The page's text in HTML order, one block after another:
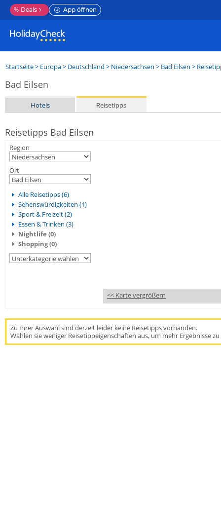
% Deals App öffnen
Startseite> Europa> Deutschland > Niedersachsen > Bad Eilsen >
Bad Eilsen
Hotels Reisetipps
Reisetipps Bad Eilsen
Region
Ort
Alle Reisetipps (6)
Sehenswürdigkeiten (1)
Sport & Freizeit (2)
Essen & Trinken (3)
Nightlife (0)
Shopping (0)
<< Karte vergrößern
Zu Ihrer Auswahl sind derzeit leider keine Reisetipps vorhanden.
Wählen sie weniger Reisetippeigenschaften aus, um mehr Ergebnisse